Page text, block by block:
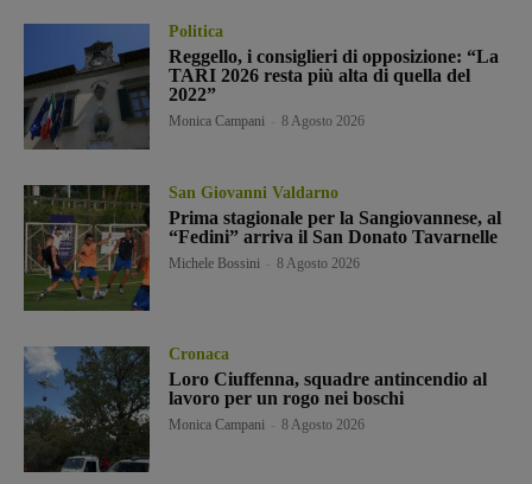
Politica
Reggello, i consiglieri di opposizione: “La
TARI 2026 resta più alta di quella del
2022”
Monica Campani 8 Agosto 2026
San Giovanni Valdarno
Prima stagionale per la Sangiovannese, al
“Fedini” arriva il San Donato Tavarnelle
Michele Bossini 8 Agosto 2026
Cronaca
Loro Ciuffenna, squadre antincendio al
lavoro per un rogo nei boschi
Monica Campani 8 Agosto 2026